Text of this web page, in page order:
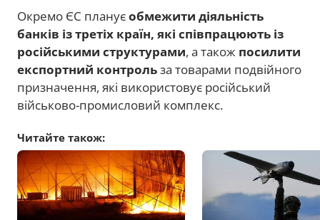
Окремо ЄС плануєобмежити діяльність
банків із третіх країн, які співпрацюють із
російськими структурами, а також посилити
експортний контрольза товарами подвійного
призначення, які використовує російський
військово-промисловий комплекс.
Читайте також: